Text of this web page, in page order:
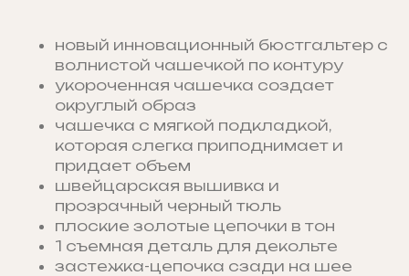
новый инновационный бюстгальтер с
волнистой чашечкой по контуру
укороченная чашечка создает
округлый образ
чашечка с мягкой подкладкой,
которая слегка приподнимает и
придает объем
швейцарская вышивка и
прозрачный черный тюль
плоские золотые цепочки в тон
1 съемная деталь для декольте
застежка-цепочка сзади на шее